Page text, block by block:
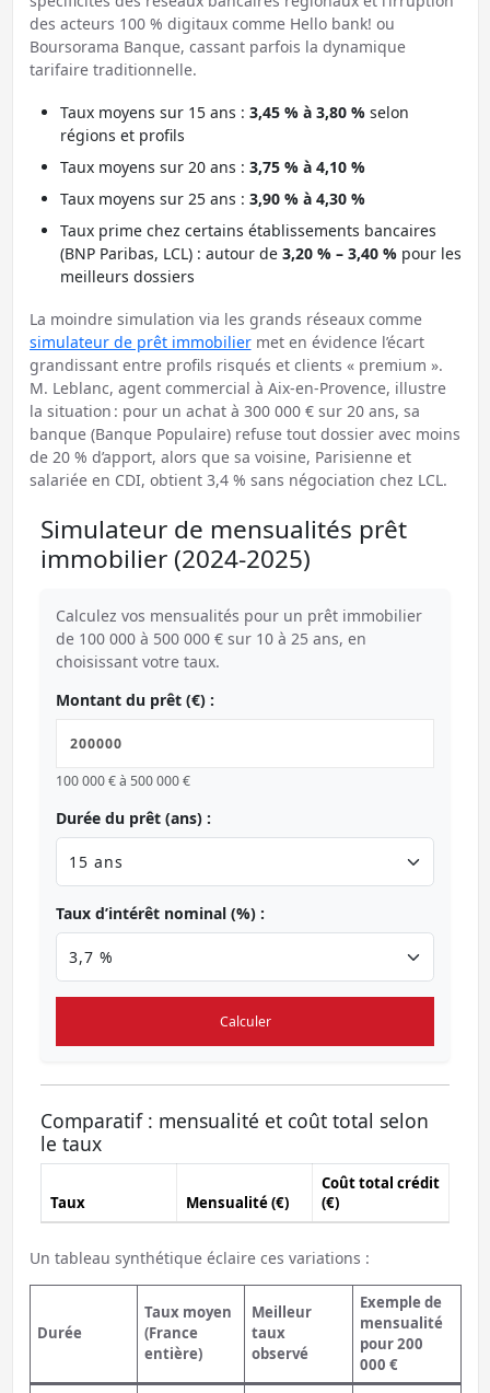
des acteurs 100 % digitaux comme Hello bank! ou
Boursorama Banque, cassant parfois la dynamique
tarifaire traditionnelle.
Taux moyens sur 15 ans : 3,45 % à 3,80 %selon
régions et profils
Taux moyens sur 20 ans : 3,75 % à 4,10 %
Taux moyens sur 25 ans : 3,90 % à 4,30 %
Taux prime chez certains établissements bancaires
(BNP Paribas, LCL) : autour de 3,20 % – 3,40 %pour les
meilleurs dossiers
La moindre simulation via les grands réseaux comme
simulateur de prêt immobiliermet en évidence l’écart
grandissant entre profils risqués et clients « premium ».
M. Leblanc, agent commercial à Aix-en-Provence, illustre
la situation : pour un achat à 300 000 € sur 20 ans, sa
banque (Banque Populaire) refuse tout dossier avec moins
de 20 % d’apport, alors que sa voisine, Parisienne et
salariée en CDI, obtient 3,4 % sans négociation chez LCL.
Simulateur de mensualités prêt
immobilier (2024-2025)
Calculez vos mensualités pour un prêt immobilier
de 100 000 à 500 000 € sur 10 à 25 ans, en
choisissant votre taux.
Montant du prêt (€) :
100 000 € à 500 000 €
Durée du prêt (ans) :
Taux d’intérêt nominal (%) :
Calculer
Comparatif : mensualité et coût total selon
le taux
Taux Mensualité (€)
Coût total crédit
(€)
Un tableau synthétique éclaire ces variations :
Durée
Taux moyen
(France
entière)
Meilleur
taux
observé
Exemple de
mensualité
pour 200
000 €